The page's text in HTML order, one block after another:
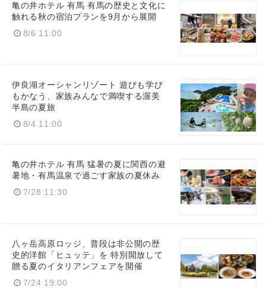
亀の井ホテル 有馬 有馬の歴史と文化に
触れる秋の宿泊プランを9月から展開
8/6 11:00
伊良湖オーシャンリゾート 遊びも学び
もかなう、家族みんなで満喫する渥美
半島の夏旅
8/4 11:00
亀の井ホテル 有馬 猛暑の夏に関西の避
暑地・有馬温泉で過ごす家族の夏休み
7/28 11:30
八ヶ岳高原ロッジ、普段は非公開の歴
史的洋館「ヒュッテ」を 特別開放して
贈る夏のイタリアンフェアを開催
7/24 19:00